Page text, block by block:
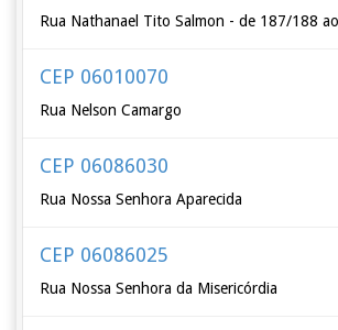
Rua Nathanael Tito Salmon - de 187/188
CEP 06010070
Rua Nelson Camargo
CEP 06086030
Rua Nossa Senhora Aparecida
CEP 06086025
Rua Nossa Senhora da Misericórdia